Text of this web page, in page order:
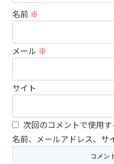
名前 ※
メール ※
サイト
次回のコメントで使用
名前、メールアドレス、サ